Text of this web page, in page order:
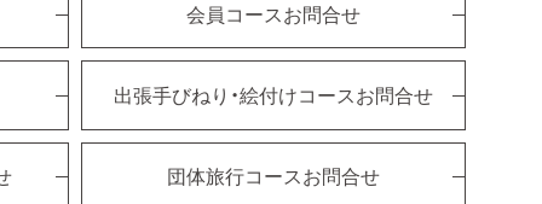
会員コースお問合せ
出張手びねり・絵付けコースお問合せ
団体旅行コースお問合せ